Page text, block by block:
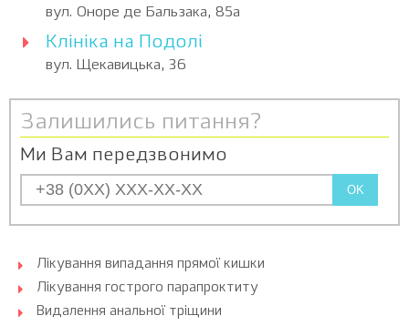
вул. Оноре де Бальзака, 85а
Клініка на Подолі
вул. Щекавицька, 36
Залишились питання?
Ми Вам передзвонимо
OK
Лікування випадання прямої кишки
Лікування гострого парапроктиту
Видалення анальної тріщини